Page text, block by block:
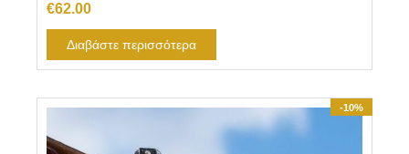
€62.00
Διαβάστε περισσότερα
-10%